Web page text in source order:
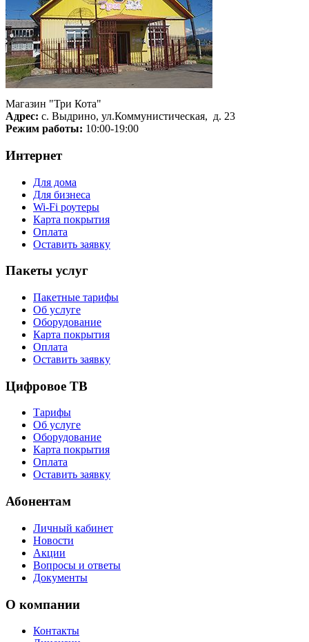
Магазин "Три Кота"
Адрес: с. Выдрино, ул.Коммунистическая, д. 23
Режим работы: 10:00-19:00
Интернет
Для дома
Для бизнеса
Wi-Fi роутеры
Карта покрытия
Оплата
Оставить заявку
Пакеты услуг
Пакетные тарифы
Об услуге
Оборудование
Карта покрытия
Оплата
Оставить заявку
Цифровое ТВ
Тарифы
Об услуге
Оборудование
Карта покрытия
Оплата
Оставить заявку
Абонентам
Личный кабинет
Новости
Акции
Вопросы и ответы
Документы
О компании
Контакты